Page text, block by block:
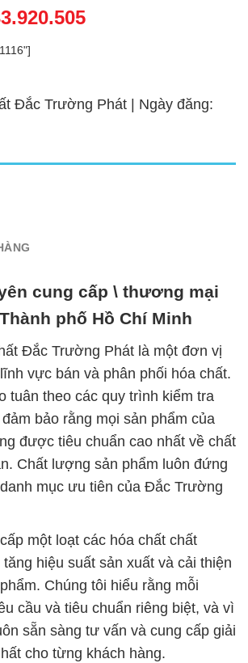
Đắc Trường Phát | Ngày đăng:
cung cấp \ thương mại
phố Hồ Chí Minh
Đắc Trường Phát là một đơn vị
vực bán và phân phối hóa chất.
tuân theo các quy trình kiểm tra
bảo rằng mọi sản phẩm của
được tiêu chuẩn cao nhất về chất
Chất lượng sản phẩm luôn đứng
mục ưu tiên của Đắc Trường
một loạt các hóa chất chất
hiệu suất sản xuất và cải thiện
Chúng tôi hiểu rằng mỗi
cầu và tiêu chuẩn riêng biệt, và vì
sẵn sàng tư vấn và cung cấp giải
cho từng khách hàng.